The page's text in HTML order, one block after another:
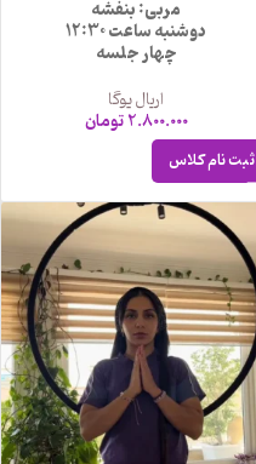
مربی: بنفشه
دوشنبه ساعت 12:30
چهار جلسه
اریال یوگا
2.800.000تومان
ثبت نام کلاس